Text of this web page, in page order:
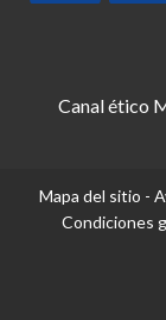
Canal ético
Mapa del sitio -
Condiciones